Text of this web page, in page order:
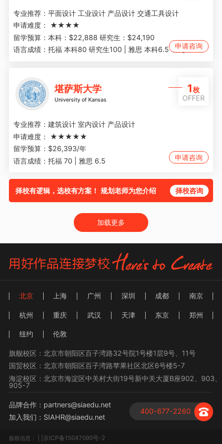
专业推荐： 平面设计 工业设计 产品设计 交通工具设计
申请难度：
★★★★
留学预算： 本科：$22,888 研究生：$24,190
语言成绩： 托福 本科80 研究生100 | 雅思 本科6.5 研究生7
申请咨询
堪萨斯大学
University of Kansas
1枚
OFFER
专业推荐： 建筑设计 室内设计 产品设计
申请难度：
★★★★★
留学预算： $26,393/年
语言成绩： 托福 70 | 雅思 6.5 申请咨询
择校有逻辑，选校有方案！ 规划老师为您介绍 择校咨询
加载更多
北京 上海 广州 深圳 成都 南京
杭州 重庆 武汉 天津 东京 郑州
纽约 伦敦
旗舰校区：北京市朝阳区百子湾路32号院1号楼1层9号、11号
国贸校区：北京市朝阳区百子湾路苹果社区北区6号楼5-7
海淀校区：北京市海淀区中关村大街19号新中关大厦B座902、903、
905-7
400-677-2260
品牌合作：partners@siaedu.net
加入我们：SIAHR@siaedu.net
版权信息： | |京ICP备15047090号-2